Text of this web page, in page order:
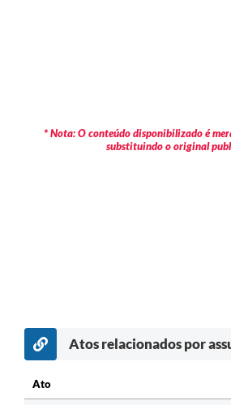
* Nota: O conteúdo disponibilizado é
substituindo o original
Atos relacionados por
Ato